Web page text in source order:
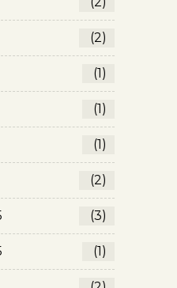
(2)
(1)
(1)
(1)
(2)
(3)
(1)